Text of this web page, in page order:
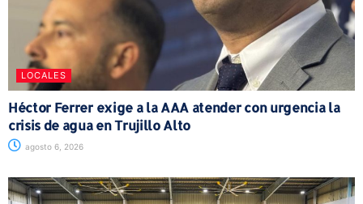
LOCALES
Héctor Ferrer exige a la AAA atender con urgencia la
crisis de agua en Trujillo Alto
agosto 6, 2026